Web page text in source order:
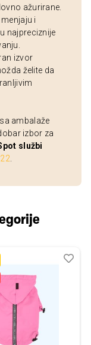
ažurirane.
i
najpreciznije
izvor
želite da
ambalaže
izbor za
službi